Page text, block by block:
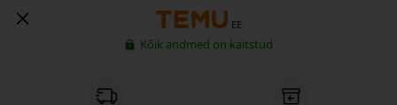
EE
Kõik andmed on kaitstud